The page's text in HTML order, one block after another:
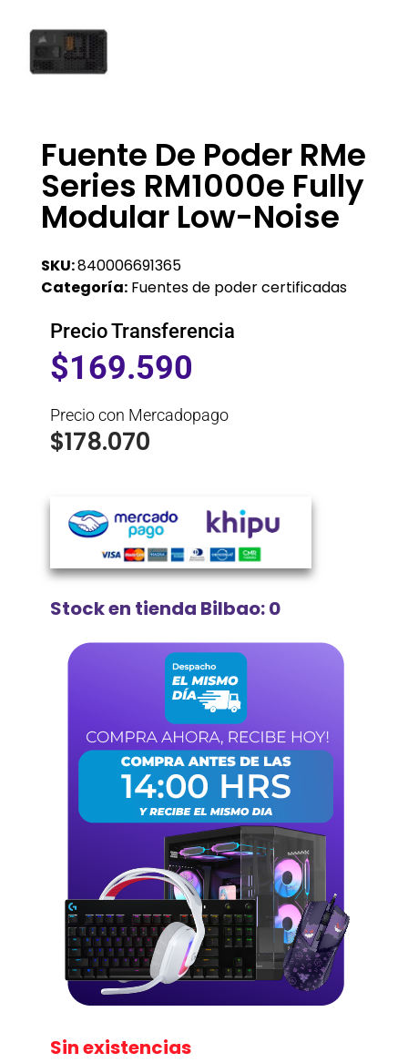
Fuente De Poder RMe
Series RM1000e Fully
Modular Low-Noise
SKU:840006691365
Categoría: Fuentes de poder certificadas
Precio Transferencia
$169.590
Precio con Mercadopago
$178.070
Stock en tienda Bilbao: 0
Sin existencias